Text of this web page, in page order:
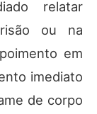
relatar
ou na
em
imediato
de corpo